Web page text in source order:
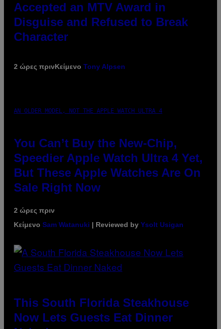
Accepted an MTV Award in
Disguise and Refused to Break
Character
2 ώρες πρινΚείμενο Tony Alpsen
AN OLDER MODEL, NOT THE APPLE WATCH ULTRA 4
You Can’t Buy the New-Chip,
Speedier Apple Watch Ultra 4 Yet,
But These Apple Watches Are On
Sale Right Now
2 ώρες πριν
Κείμενο Sam Watanuki | Reviewed by Ysolt Usigan
This South Florida Steakhouse
Now Lets Guests Eat Dinner